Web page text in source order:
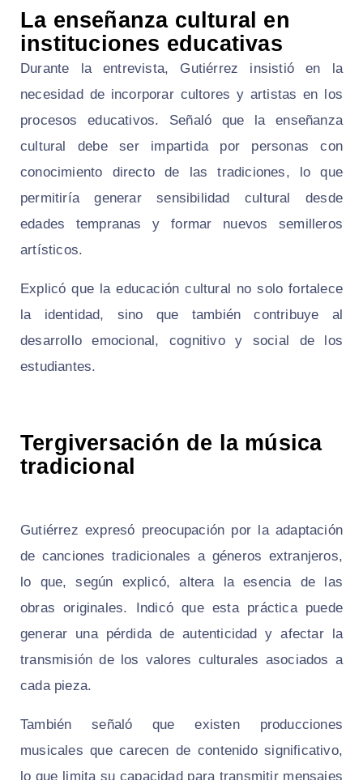
La enseñanza cultural en
instituciones educativas
Durante la entrevista, Gutiérrez insistió en la
necesidad de incorporar cultores y artistas en los
procesos educativos. Señaló que la enseñanza
cultural debe ser impartida por personas con
conocimiento directo de las tradiciones, lo que
permitiría generar sensibilidad cultural desde
edades tempranas y formar nuevos semilleros
artísticos.
Explicó que la educación cultural no solo fortalece
la identidad, sino que también contribuye al
desarrollo emocional, cognitivo y social de los
estudiantes.
Tergiversación de la música
tradicional
Gutiérrez expresó preocupación por la adaptación
de canciones tradicionales a géneros extranjeros,
lo que, según explicó, altera la esencia de las
obras originales. Indicó que esta práctica puede
generar una pérdida de autenticidad y afectar la
transmisión de los valores culturales asociados a
cada pieza.
También señaló que existen producciones
musicales que carecen de contenido significativo,
lo que limita su capacidad para transmitir mensajes